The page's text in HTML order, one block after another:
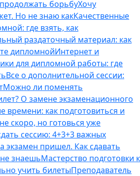
борьбуХочу
Но не знаю какКачественные
где взять, как
раздаточный материал: как
дипломнойИнтернет и
для дипломной работы: где
Все о дополнительной сессии:
Можно ли поменять
О замене экзаменационного
времени: как подготовиться и
скоро, но готовься уже
сессию: 4+3+3 важных
экзамен пришел. Как сдавать
знаешьМастерство подготовки к
учить билетыПреподаватель